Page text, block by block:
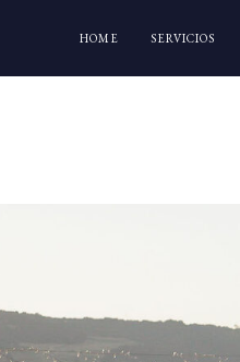
HOME SERVICIOS